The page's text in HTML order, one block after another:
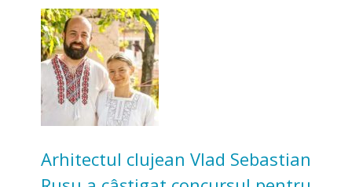
Acum cultivă legume în grădina
bunicilor
Arhitectul clujean Vlad Sebastian